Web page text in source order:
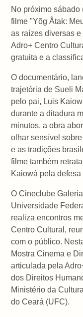
No próximo
filme "Yõg Ãtak:
as raízes diversas
Adro+ Centro
gratuita e a
O documentário,
trajetória de Sueli
pelo pai, Luis
durante a ditadura
minutos, a obra
olhar sensível
e as tradições
filme também
Kaiowá pela
O Cineclube
Universidade
realiza encontros
Centro Cultural,
com o público.
Mostra Cinema e
articulada pela
dos Direitos
Ministério da
do Ceará (UFC).